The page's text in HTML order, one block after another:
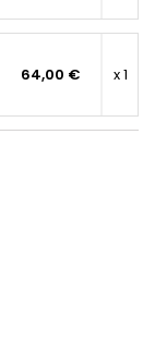
64,00 € x 1